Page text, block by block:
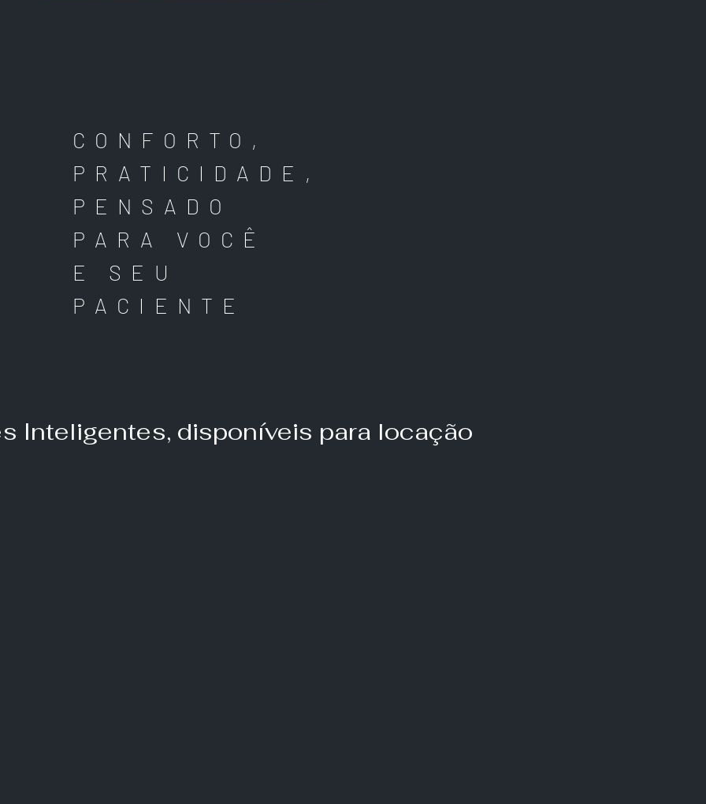
CONFORTO,
PRATICIDADE,
PENSADO
PARA VOCÊ
E SEU
PACIENTE
Inteligentes, disponíveis para locação